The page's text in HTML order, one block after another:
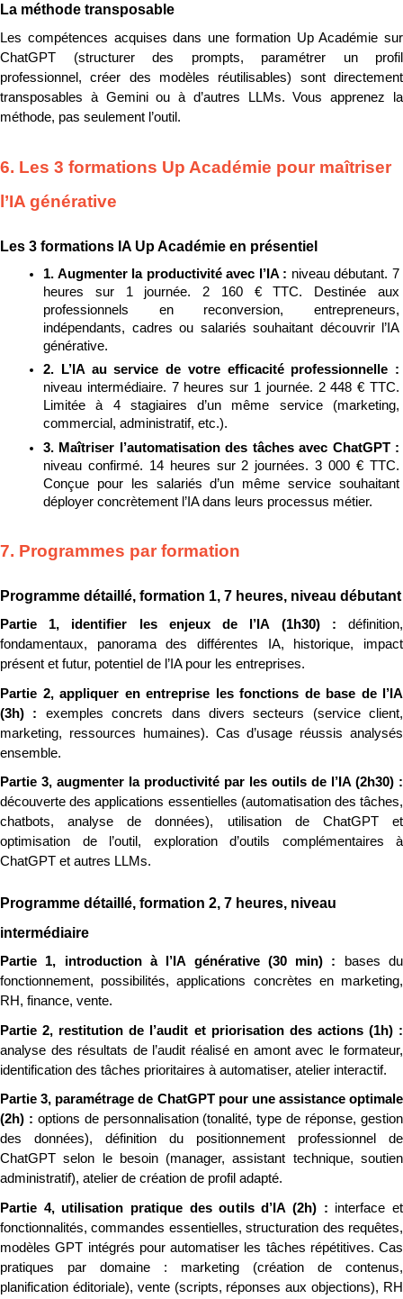
La méthode transposable
Les compétences acquises dans une formation Up Académie sur
ChatGPT (structurer des prompts, paramétrer un profil
professionnel, créer des modèles réutilisables) sont directement
transposables à Gemini ou à d’autres LLMs. Vous apprenez la
méthode, pas seulement l’outil.
6. Les 3 formations Up Académie pour maîtriser
l’IA générative
Les 3 formations IA Up Académie en présentiel
1. Augmenter la productivité avec l’IA : niveau débutant. 7
heures sur 1 journée. 2 160 € TTC. Destinée aux
professionnels en reconversion, entrepreneurs,
indépendants, cadres ou salariés souhaitant découvrir l’IA
générative.
niveau intermédiaire. 7 heures sur 1 journée. 2 448 € TTC.
Limitée à 4 stagiaires d’un même service (marketing,
commercial, administratif, etc.).
niveau confirmé. 14 heures sur 2 journées. 3 000 € TTC.
Conçue pour les salariés d’un même service souhaitant
déployer concrètement l’IA dans leurs processus métier.
7. Programmes par formation
Programme détaillé, formation 1, 7 heures, niveau débutant
Partie 1, identifier les enjeux de l’IA (1h30) : définition,
fondamentaux, panorama des différentes IA, historique, impact
présent et futur, potentiel de l’IA pour les entreprises.
Partie 2, appliquer en entreprise les fonctions de base de l’IA
(3h) : exemples concrets dans divers secteurs (service client,
marketing, ressources humaines). Cas d’usage réussis analysés
ensemble.
découverte des applications essentielles (automatisation des tâches,
chatbots, analyse de données), utilisation de ChatGPT et
optimisation de l’outil, exploration d’outils complémentaires à
ChatGPT et autres LLMs.
Programme détaillé, formation 2, 7 heures, niveau
intermédiaire
Partie 1, introduction à l’IA générative (30 min) :
bases du
fonctionnement, possibilités, applications concrètes en marketing,
RH, finance, vente.
analyse des résultats de l’audit réalisé en amont avec le formateur,
identification des tâches prioritaires à automatiser, atelier interactif.
Partie 3, paramétrage de ChatGPT pour une assistance optimale
(2h) : options de personnalisation (tonalité, type de réponse, gestion
des données), définition du positionnement professionnel de
ChatGPT selon le besoin (manager, assistant technique, soutien
administratif), atelier de création de profil adapté.
Partie 4, utilisation pratique des outils d’IA (2h) : interface et
fonctionnalités, commandes essentielles, structuration des requêtes,
modèles GPT intégrés pour automatiser les tâches répétitives. Cas
pratiques par domaine : marketing (création de contenus,
planification éditoriale), vente (scripts, réponses aux objections), RH